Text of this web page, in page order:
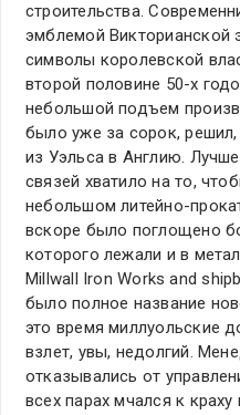
строительства.
эмблемой Викторианской
символы королевской
второй половине 50-х
небольшой подъем
было уже за сорок,
из Уэльса в Англию.
связей хватило на то,
небольшом литейно-
вскоре было поглощено
которого лежали и в
Millwall Iron Works and
было полное название
это время миллуольские
взлет, увы, недолгий.
отказывались от
всех парах мчался к